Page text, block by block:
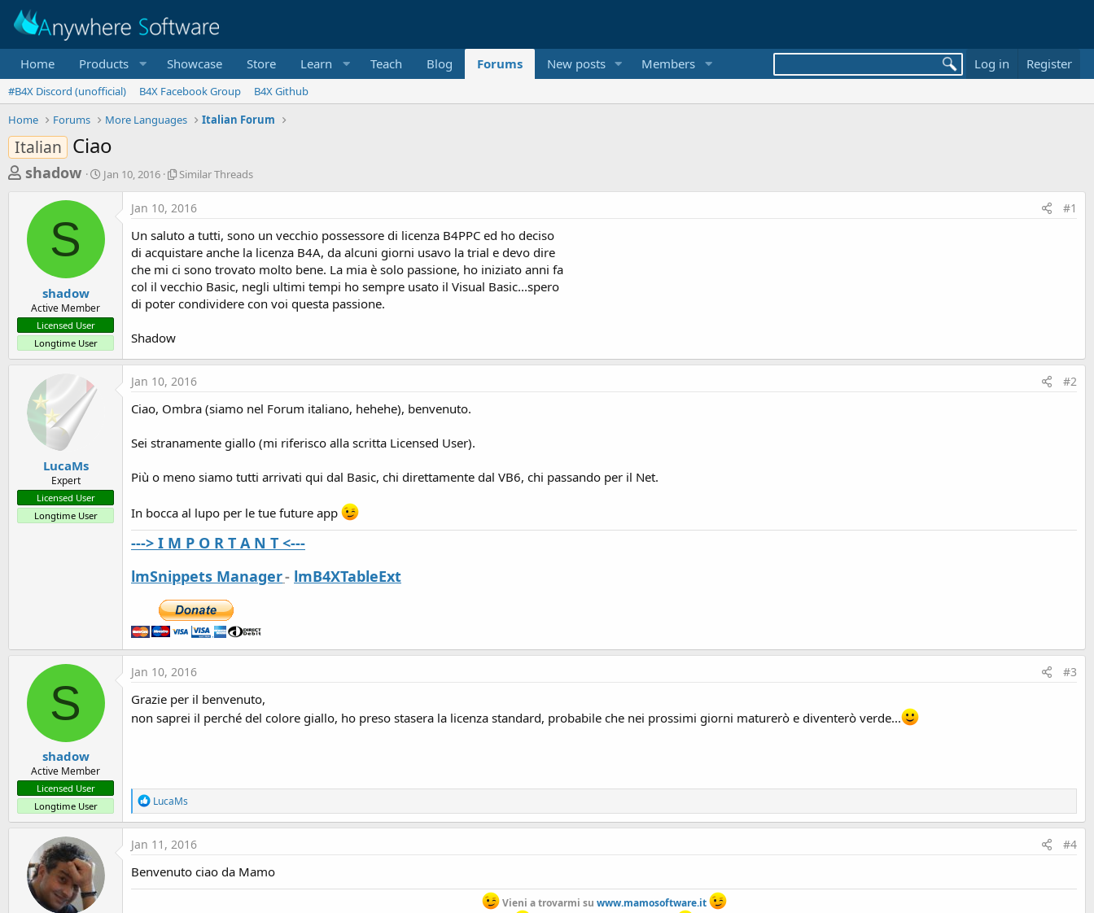
Home Products Showcase Store Learn Teach Blog Forums New posts Members Log in Register
#B4X Discord (unofficial) B4X Facebook Group
B4X Github
Home
Forums More Languages Italian Forum
Italian Ciao
T
e
a
t
a
r
e
r
shadow
S
t
t
d
a
Jan 10, 2016
S
i
a
r
T
h
r
s
Similar Threads
S
shadow
Active Member
Licensed User
Longtime User
Jan 10, 2016 #1
Un saluto a tutti, sono un vecchio possessore di licenza B4PPC ed ho deciso
di acquistare anche la licenza B4A, da alcuni giorni usavo la trial e devo dire
che mi ci sono trovato molto bene. La mia è solo passione, ho iniziato anni fa
col il vecchio Basic, negli ultimi tempi ho sempre usato il Visual Basic...spero
di poter condividere con voi questa passione.
Shadow
LucaMs
Expert
Licensed User
Longtime User
Jan 10, 2016 #2
Ciao, Ombra (siamo nel Forum italiano, hehehe), benvenuto.
Sei stranamente giallo (mi riferisco alla scritta Licensed User).
Più o meno siamo tutti arrivati qui dal Basic, chi direttamente dal VB6, chi passando per il Net.
In bocca al lupo per le tue future app
---> I M P O R T A N T <---
lmSnippets Manager- lmB4XTableExt
S
shadow
Active Member
Licensed User
Longtime User
Jan 10, 2016 #3
Grazie per il benvenuto,
non saprei il perché del colore giallo, ho preso stasera la licenza standard, probabile che nei prossimi giorni maturerò e diventerò verde...
R
e
a
c
t
o
n
LucaMs
Jan 11, 2016 #4
Benvenuto ciao da Mamo
Vieni a trovarmi su www.mamosoftware.it